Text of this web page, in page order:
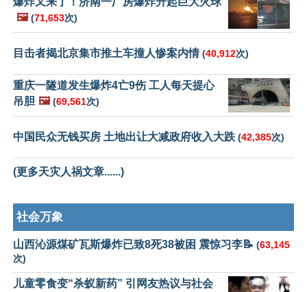
🖼️ (71,653次)
目击者揭北京集市推土车撞人惨案内情(40,912次)
重庆一隧道发生爆炸4亡9伤 工人每天提心
吊胆 🖼️ (69,561次)
中国民众无钱买房 土地出让大减政府收入大跌 (42,385次)
(更多天灾人祸文章......)
社会万象
山西沁源煤矿瓦斯爆炸已致8死38被困 震惊习李📝 (63,145
次)
儿童零食变“杀蚁新药” 引网友热议与社会